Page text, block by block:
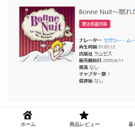
こちらは、女性の声で延々とフ
を数えてもらえるという、一風
ホーム 商品レビュー 暮